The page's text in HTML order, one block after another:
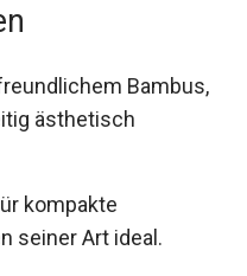
Bambus,
ästhetisch
kompakte
seiner Art ideal.